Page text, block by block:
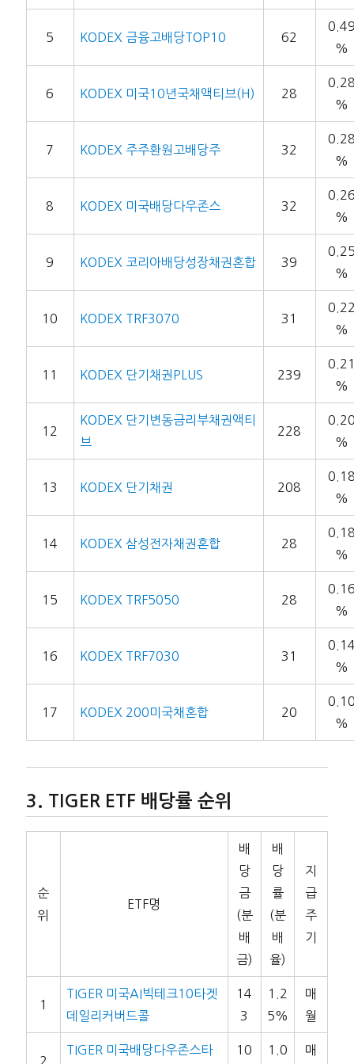
5 KODEX 금융고배당TOP10 62
%
6 KODEX 미국10년국채액티브(H) 28
%
7 KODEX 주주환원고배당주 32
%
8 KODEX 미국배당다우존스 32
%
9 KODEX 코리아배당성장채권혼합 39
%
10 KODEX TRF3070 31
%
11 KODEX 단기채권PLUS 239
%
12
KODEX 단기변동금리부채권액티
브
228
%
13 KODEX 단기채권 208
%
14 KODEX 삼성전자채권혼합 28
%
15 KODEX TRF5050 28
%
16 KODEX TRF7030 31
%
17 KODEX 200미국채혼합 20
%
TIGER ETF 배당률 순위
순
위
ETF명
배
당
금
(분
배
금)
배
당
률
(분
배
율)
지
급
주
기
1
TIGER 미국AI빅테크10타겟
데일리커버드콜
14
3
1.2
5%
매
월
2
TIGER 미국배당다우존스타 10 1.0 매